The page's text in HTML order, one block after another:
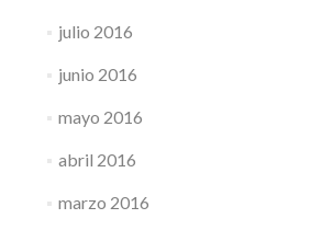
julio 2016
junio 2016
mayo 2016
abril 2016
marzo 2016